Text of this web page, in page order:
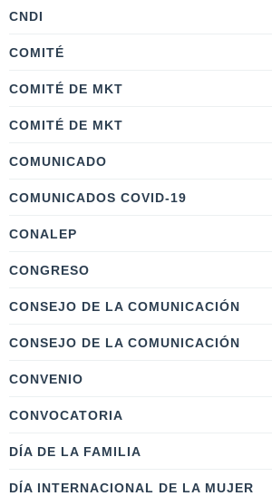
CNDI
COMITÉ
COMITÉ DE MKT
COMITÉ DE MKT
COMUNICADO
COMUNICADOS COVID-19
CONALEP
CONGRESO
CONSEJO DE LA COMUNICACIÓN
CONSEJO DE LA COMUNICACIÓN
CONVENIO
CONVOCATORIA
DÍA DE LA FAMILIA
DÍA INTERNACIONAL DE LA MUJER